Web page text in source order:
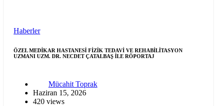
Haberler
ÖZEL MEDİKAR HASTANESİ FİZİK TEDAVİ VE REHABİLİTASYON
UZMANI UZM. DR. NECDET ÇATALBAŞ İLE RÖPORTAJ
Mücahit Toprak
Haziran 15, 2026
420 views